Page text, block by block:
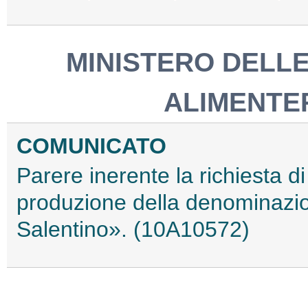
MINISTERO
COMUNICATO
Parere inerente la richiesta
produzione della
Salentino». (10A10572)